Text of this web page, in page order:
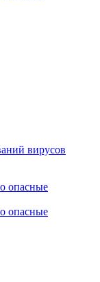
вирусов
опасные
опасные